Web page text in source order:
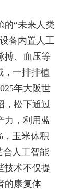
的“未来人类
备内置人工
搏、血压等
，一排排植
年大阪世
，松下通过
力，利用蓝
，玉米体积
合人工智能
技术不仅提
的康复体